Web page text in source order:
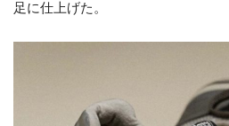
足に仕上げた。